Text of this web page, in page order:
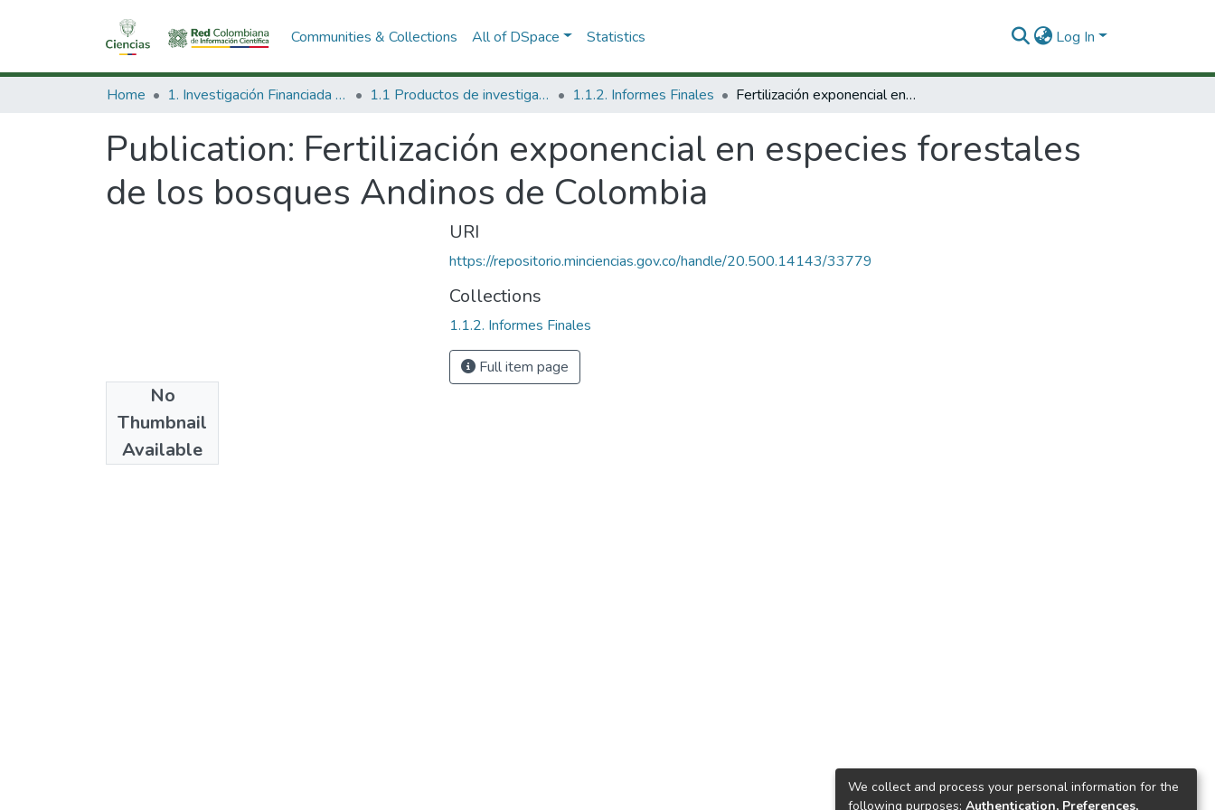
Communities & Collections All of DSpace Statistics Log In
Home 1. Investigación Financiada con Recursos Públicos 1.1 Productos de investigación 1.1.2. Informes Finales Fertilización exponencial en especies forestales de los bosques Andinos de Colombia
Publication: Fertilización exponencial en especies forestales
de los bosques Andinos de Colombia
No
Thumbnail
Available
2012
URI
https://repositorio.minciencias.gov.co/handle/20.500.14143/33779
Collections
1.1.2. Informes Finales
Full item page
We collect and process your personal information for the
following purposes: Authentication, Preferences,